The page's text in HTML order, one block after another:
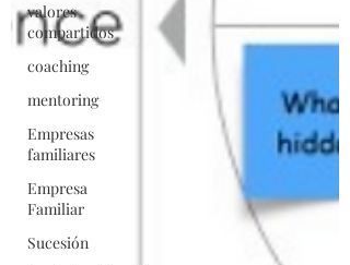
valores
compartidos
coaching
mentoring
Empresas
familiares
Empresa
Familiar
Sucesión